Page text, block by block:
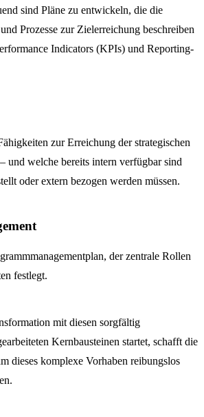
sind Pläne zu entwickeln, die die
Prozesse zur Zielerreichung beschreiben
Indicators (KPIs) und Reporting-
zur Erreichung der strategischen
und welche bereits intern verfügbar sind
oder extern bezogen werden müssen.
der zentrale Rollen
festlegt.
mit diesen sorgfältig
Kernbausteinen startet, schafft die
dieses komplexe Vorhaben reibungslos